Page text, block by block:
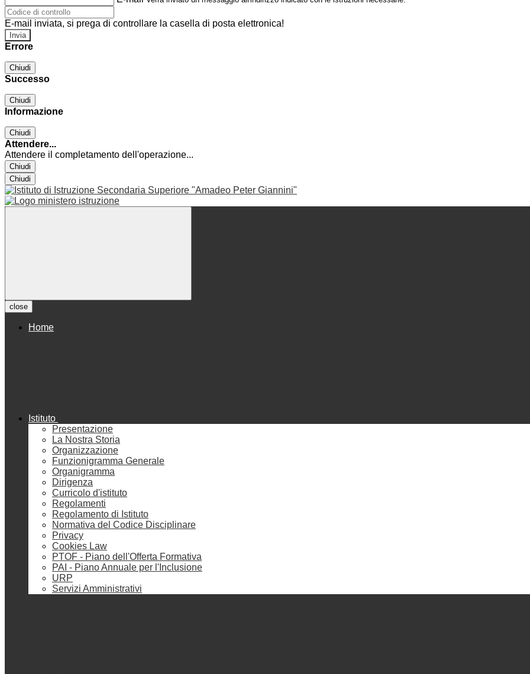
E-mail inviata, si prega di controllare la casella di posta elettronica!
Errore
Chiudi
Successo
Chiudi
Informazione
Chiudi
Attendere...
Attendere il completamento dell'operazione...
Chiudi
Chiudi
close
Home
Istituto
Presentazione
La Nostra Storia
Organizzazione
Funzionigramma Generale
Organigramma
Dirigenza
Curricolo d'istituto
Regolamenti
Regolamento di Istituto
Normativa del Codice Disciplinare
Privacy
Cookies Law
PTOF - Piano dell'Offerta Formativa
PAI - Piano Annuale per l'Inclusione
URP
Servizi Amministrativi